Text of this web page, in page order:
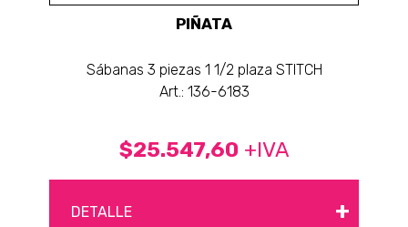
PIÑATA
Sábanas 3 piezas 1 1/2 plaza STITCH
Art.: 136-6183
$25.547,60 +IVA
DETALLE +